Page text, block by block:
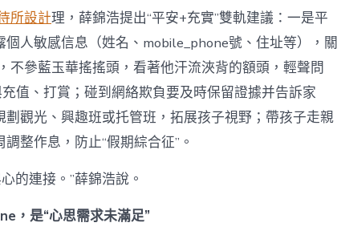
所設計理，薛錦浩提出“平安+充實”雙軌建議：一是平
人敏感信息（姓名、mobile_phone號、住址等），關
不參藍玉華搖搖頭，看著他汗流浹背的額頭，輕聲問
值、打賞；碰到網絡欺負要及時保留證據并告訴家
觀光、興趣班或托管班，拓展孩子視野；帶孩子走親
整作息，防止“假期綜合征”。
的連接。”薛錦浩說。
，是“心思需求未滿足”